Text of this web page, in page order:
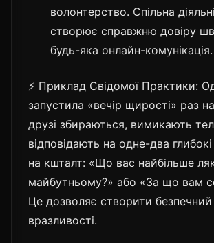
волонтерство. Спільна
створює справжню довіру
будь-яка онлайн-комунікація.
⚡ Приклад Свідомої Практики:
запустила «вечір щирості» раз
друзі збираються, вимикають
відповідають на одне-два
на кшталт: «Що вас найбільше
майбутньому?» або «За що вам
Це дозволяє створити безпечний
вразливості.